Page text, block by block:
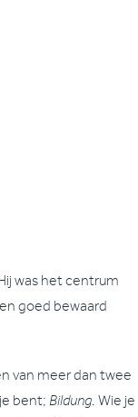
was het centrum
goed bewaard
van meer dan twee
bent; Bildung. Wie je